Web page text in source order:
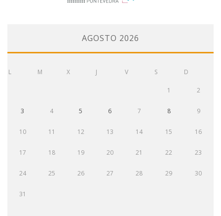
AGOSTO 2026
L M X J V S D
1 2
3 4 5 6 7 8 9
10 11 12 13 14 15 16
17 18 19 20 21 22 23
24 25 26 27 28 29 30
31